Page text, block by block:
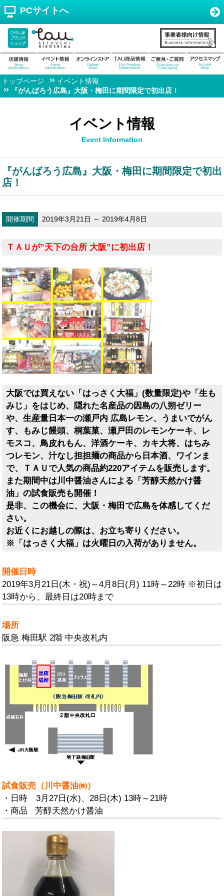
PCサイトへ
トップページ
イベント情報
『がんばろう広島』大阪・梅田に期間限定で初出店！
イベント情報
Event Information
『がんばろう広島』大阪・梅田に期間限定で初出
店！
開催期間 2019年3月21日 ～ 2019年4月8日
ＴＡＵが”天下の台所 大阪”に初出店！
大阪では買えない「はっさく大福」(数量限定)や「生も
みじ」をはじめ、隠れた名産品の因島の八朔ゼリー
や、生産量日本一の瀬戸内 広島レモン、うまいでがん
す、もみじ饅頭、桐葉菓、瀬戸田のレモンケーキ、レ
モスコ、鳥皮れもん、洋酒ケーキ、カキ大将、はちみ
つレモン、汁なし担担麺の商品から日本酒、ワインま
で、ＴＡＵで人気の商品約220アイテムを販売します。
また期間中は川中醤油さんによる「芳醇天然かけ醤
油」の試食販売も開催！
是非、この機会に、大阪・梅田で広島を体感してくだ
さい。
お近くにお越しの際は、お立ち寄りください。
※「はっさく大福」は火曜日の入荷がありません。
開催日時
2019年3月21日(木・祝)～4月8日(月) 11時～22時 ※初日は
13時から、最終日は20時まで
場所
阪急 梅田駅 2階 中央改札内
試食販売（川中醤油㈱）
・日時 3月27日(水)、28日(木) 13時～21時
・商品 芳醇天然かけ醤油